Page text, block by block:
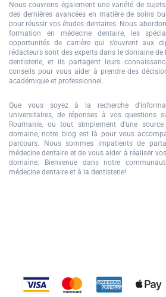
Nous couvrons également une variété de
des dernières avancées en matière de soins
pour réussir vos études dentaires. Nous
formation en médecine dentaire, les
opportunités de carrière qui s’ouvrent aux
rédacteurs sont des experts dans le domaine
dentisterie, et ils partagent leurs
conseils pour vous aider à prendre des
académique et professionnel.
Que vous soyez à la recherche
universitaires, de réponses à vos questions
Roumanie, ou tout simplement d’une
domaine, notre blog est là pour vous
parcours. Nous sommes impatients de
médecine dentaire et de vous aider à réaliser
domaine. Bienvenue dans notre
médecine dentaire et à la dentisterie!